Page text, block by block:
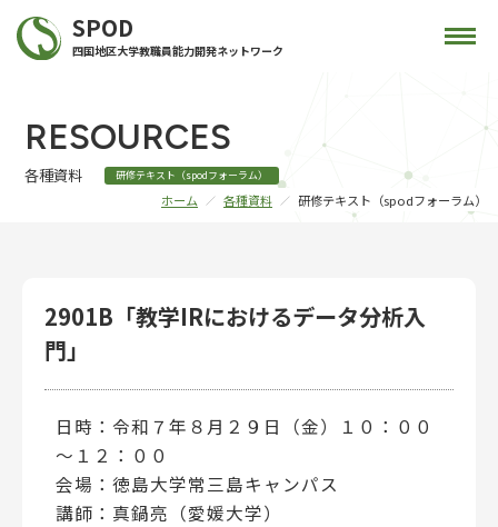
SPOD
四国地区大学教職員能力開発ネットワーク
RESOURCES
各種資料 研修テキスト（spodフォーラム）
ホーム 各種資料 研修テキスト（spodフォーラム）
2901B「教学IRにおけるデータ分析入
門」
日時：令和７年８月２９日（金）１０：００
～１２：００
会場：徳島大学常三島キャンパス
講師：真鍋亮（愛媛大学）